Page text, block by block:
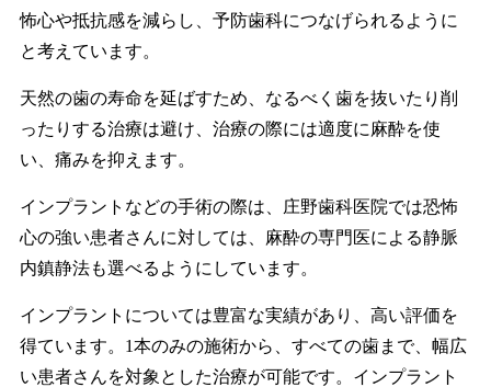
怖心や抵抗感を減らし、予防歯科につなげられるように
と考えています。
天然の歯の寿命を延ばすため、なるべく歯を抜いたり削
ったりする治療は避け、治療の際には適度に麻酔を使
い、痛みを抑えます。
インプラントなどの手術の際は、庄野歯科医院では恐怖
心の強い患者さんに対しては、麻酔の専門医による静脈
内鎮静法も選べるようにしています。
インプラントについては豊富な実績があり、高い評価を
得ています。1本のみの施術から、すべての歯まで、幅広
い患者さんを対象とした治療が可能です。インプラント